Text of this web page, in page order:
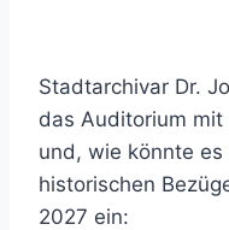
Stadtarchivar Dr.
das Auditorium mit
und, wie könnte
historischen
2027 ein: